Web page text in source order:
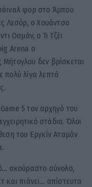
φορ στο Άμπου
Λεσόρ, ο Χουάντσο
Οσμάν, ο Τι Τζέι
Arena ο
δεν βρίσκεται
πολύ λίγα λεπτά
5 τον αρχηγό του
στάδιο. Όλοι
του Εργκίν Αταμάν
ακούραστο σύνολο,
και πιάνει… απίστευτα